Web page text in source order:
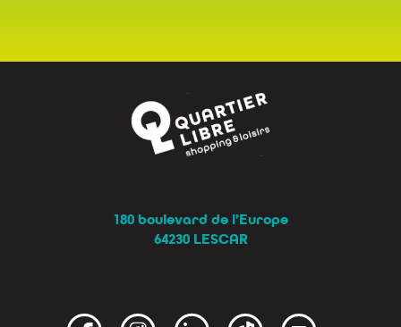
180 boulevard de l’Europe
64230 LESCAR